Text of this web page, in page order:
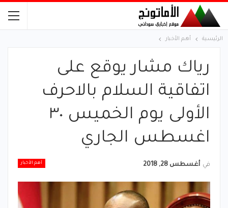
الرئيسية أهم الأخبار
رياك مشار يوقع على
اتفاقية السلام بالاحرف
الأولى يوم الخميس ٣٠
اغسطس الجاري
أهم الأخبار في أغسطس 28, 2018